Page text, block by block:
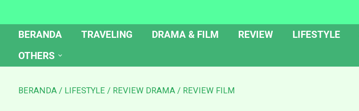
BERANDA TRAVELING DRAMA & FILM REVIEW LIFESTYLE
OTHERS
BERANDA / LIFESTYLE / REVIEW DRAMA / REVIEW FILM